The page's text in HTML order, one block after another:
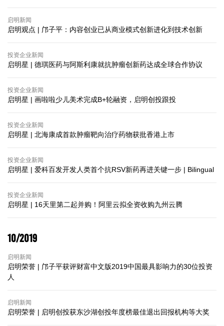
启明新闻
启明观点 | 邝子平：内容创业已从商业模式创新进化到技术创新
投资企业新闻
启明星 | 德琪医药与阿斯利康就抗肿瘤创新药达成全球合作协议
投资企业新闻
启明星 | 画啦啦少儿美术完成B+轮融资，启明创投跟投
投资企业新闻
启明星 | 北海康成首款肿瘤靶向治疗药物获批香港上市
投资企业新闻
启明星 | 爱科百发开发人类首个抗RSV新药再进关键一步 | Bilingual
投资企业新闻
启明星 | 16天里第二起并购！阿里云拟全资收购九州云腾
10/2019
启明新闻
启明荣誉 | 邝子平获评财富中文版2019中国最具影响力的30位投资
人
启明新闻
启明荣誉 | 启明创投获东沙湖创投年度榜最佳退出回报机构等大奖